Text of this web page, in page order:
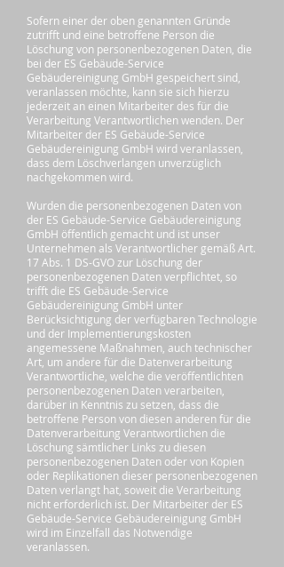
Sofern einer der oben genannten Gründe
zutrifft und eine betroffene Person die
Löschung von personenbezogenen Daten, die
bei der ES Gebäude-Service
Gebäudereinigung GmbH gespeichert sind,
veranlassen möchte, kann sie sich hierzu
jederzeit an einen Mitarbeiter des für die
Verarbeitung Verantwortlichen wenden. Der
Mitarbeiter der ES Gebäude-Service
Gebäudereinigung GmbH wird veranlassen,
dass dem Löschverlangen unverzüglich
nachgekommen wird.
Wurden die personenbezogenen Daten von
der ES Gebäude-Service Gebäudereinigung
GmbH öffentlich gemacht und ist unser
Unternehmen als Verantwortlicher gemäß Art.
17 Abs. 1 DS-GVO zur Löschung der
personenbezogenen Daten verpflichtet, so
trifft die ES Gebäude-Service
Gebäudereinigung GmbH unter
Berücksichtigung der verfügbaren Technologie
und der Implementierungskosten
angemessene Maßnahmen, auch technischer
Art, um andere für die Datenverarbeitung
Verantwortliche, welche die veröffentlichten
personenbezogenen Daten verarbeiten,
darüber in Kenntnis zu setzen, dass die
betroffene Person von diesen anderen für die
Datenverarbeitung Verantwortlichen die
Löschung sämtlicher Links zu diesen
personenbezogenen Daten oder von Kopien
oder Replikationen dieser personenbezogenen
Daten verlangt hat, soweit die Verarbeitung
nicht erforderlich ist. Der Mitarbeiter der ES
Gebäude-Service Gebäudereinigung GmbH
wird im Einzelfall das Notwendige
veranlassen.